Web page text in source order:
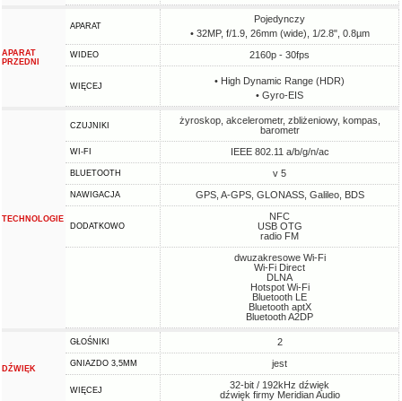
APARAT
PRZEDNI
APARAT
Pojedynczy
• 32MP, f/1.9, 26mm (wide), 1/2.8", 0.8µm
WIDEO 2160p - 30fps
WIĘCEJ
• High Dynamic Range (HDR)
• Gyro-EIS
TECHNOLOGIE
CZUJNIKI
żyroskop, akcelerometr, zbliżeniowy, kompas,
barometr
WI-FI IEEE 802.11 a/b/g/n/ac
BLUETOOTH v 5
NAWIGACJA GPS, A-GPS, GLONASS, Galileo, BDS
DODATKOWO
NFC
USB OTG
radio FM
dwuzakresowe Wi-Fi
Wi-Fi Direct
DLNA
Hotspot Wi-Fi
Bluetooth LE
Bluetooth aptX
Bluetooth A2DP
DŹWIĘK
GŁOŚNIKI 2
GNIAZDO 3,5MM jest
WIĘCEJ
32-bit / 192kHz dźwięk
dźwięk firmy Meridian Audio